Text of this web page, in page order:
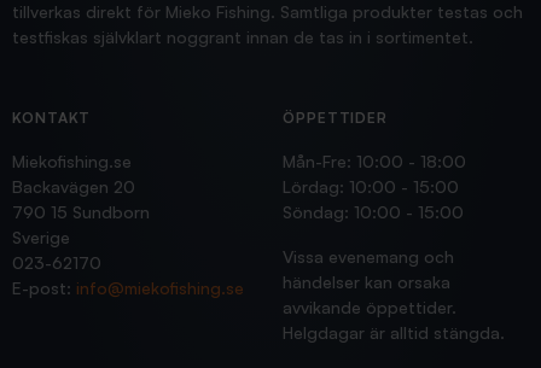
tillverkas direkt för Mieko Fishing. Samtliga produkter testas och
testfiskas självklart noggrant innan de tas in i sortimentet.
KONTAKT
Miekofishing.se
Backavägen 20
790 15 Sundborn
Sverige
023-62170
E-post: info@miekofishing.se
ÖPPETTIDER
Mån-Fre: 10:00 - 18:00
Lördag: 10:00 - 15:00
Söndag: 10:00 - 15:00
Vissa evenemang och
händelser kan orsaka
avvikande öppettider.
Helgdagar är alltid stängda.